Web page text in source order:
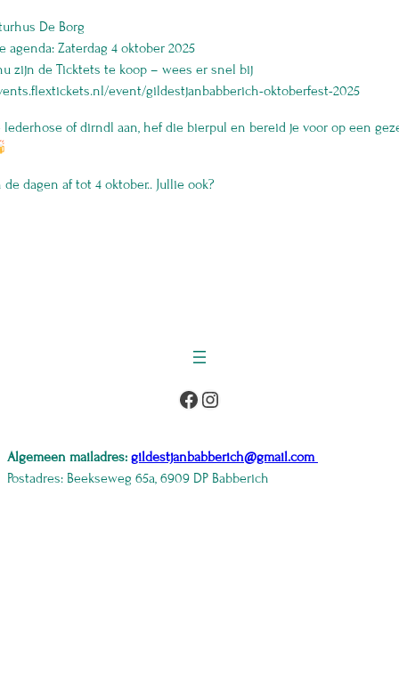
De Borg
agenda: Zaterdag 4 oktober 2025
zijn de Ticktets te koop – wees er snel bij
event/gildestjanbabberich-oktoberfest-2025
lederhose of dirndl aan, hef die bierpul en bereid je voor op een
dagen af tot 4 oktober.. Jullie ook?
Facebook
Instagram
Algemeen mailadres: gildestjanbabberich@gmail.com
Postadres: Beekseweg 65a, 6909 DP Babberich